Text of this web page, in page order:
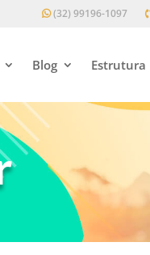
(32) 99196-1097
Blog Estrutura